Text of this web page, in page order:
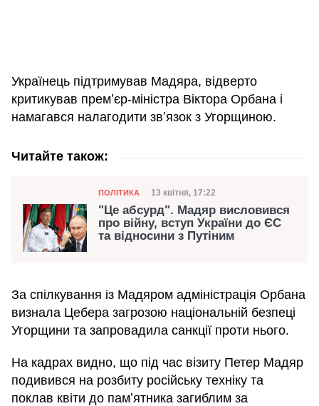
Українець підтримував Мадяра, відверто
критикував премʼєр-міністра Віктора Орбана і
намагався налагодити звʼязок з Угорщиною.
Читайте також:
Категорія
ПОЛІТИКА Дата публікації
13 квітня, 17:22
"Це абсурд". Мадяр висловився
про війну, вступ України до ЄС
та відносини з Путіним
За спілкування із Мадяром адміністрація Орбана
визнала Цебера загрозою національній безпеці
Угорщини та запровадила санкції проти нього.
На кадрах видно, що під час візиту Петер Мадяр
подивився на розбиту російську техніку та
поклав квіти до памʼятника загиблим за